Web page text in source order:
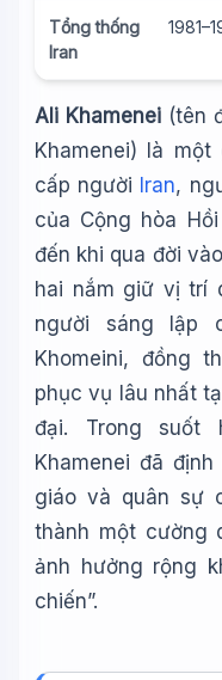
Tổng thống
Iran
Ali Khamenei(tên
Khamenei) là
cấp người Iran,
của Cộng hòa
đến khi qua đời
hai nắm giữ vị trí
người sáng lập
Khomeini, đồng
phục vụ lâu nhất
đại. Trong suốt
Khamenei đã
giáo và quân sự
thành một cường
ảnh hưởng rộng
chiến”.